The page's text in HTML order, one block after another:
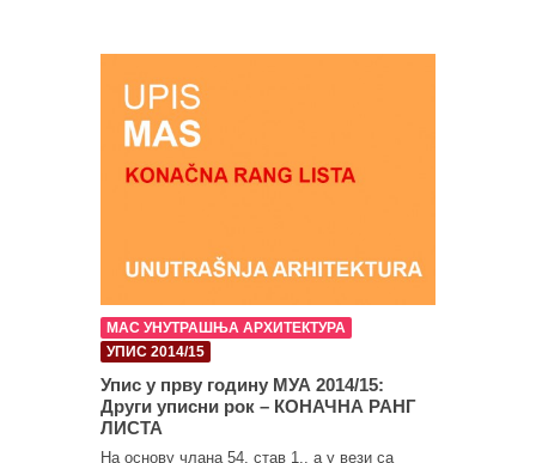
МАС УНУТРАШЊА АРХИТЕКТУРА
УПИС 2014/15
Упис у прву годину МУА 2014/15:
Други уписни рок – КОНАЧНА РАНГ
ЛИСТА
На основу члана 54. став 1., а у вези са